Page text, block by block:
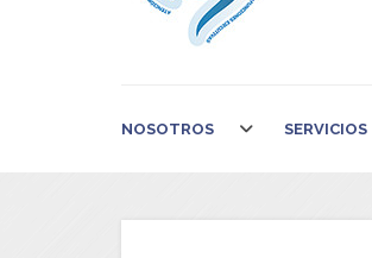
NOSOTROS SERVICIOS